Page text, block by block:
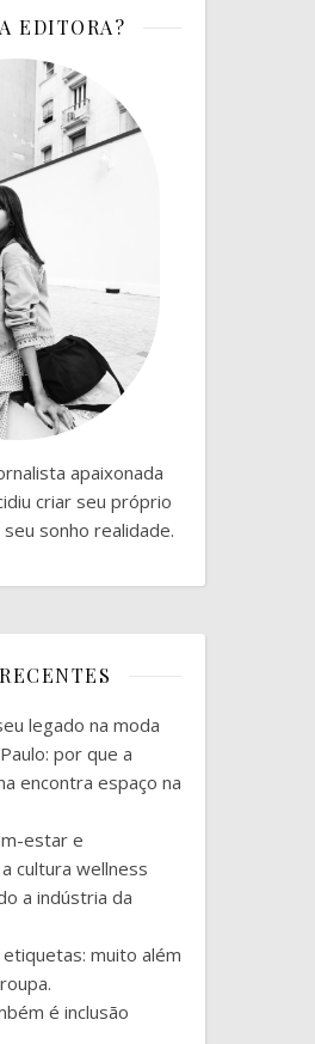
EDITORA?
apaixonada
criar seu próprio
sonho realidade.
legado na moda
por que a
encontra espaço na
estar e
cultura wellness
a indústria da
muito além
é inclusão